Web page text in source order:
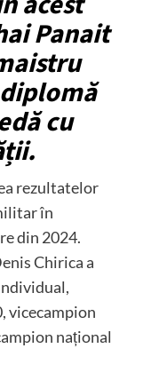
Panait
cu
rezultatelor
în
din 2024.
Chirica a
vicecampion
național